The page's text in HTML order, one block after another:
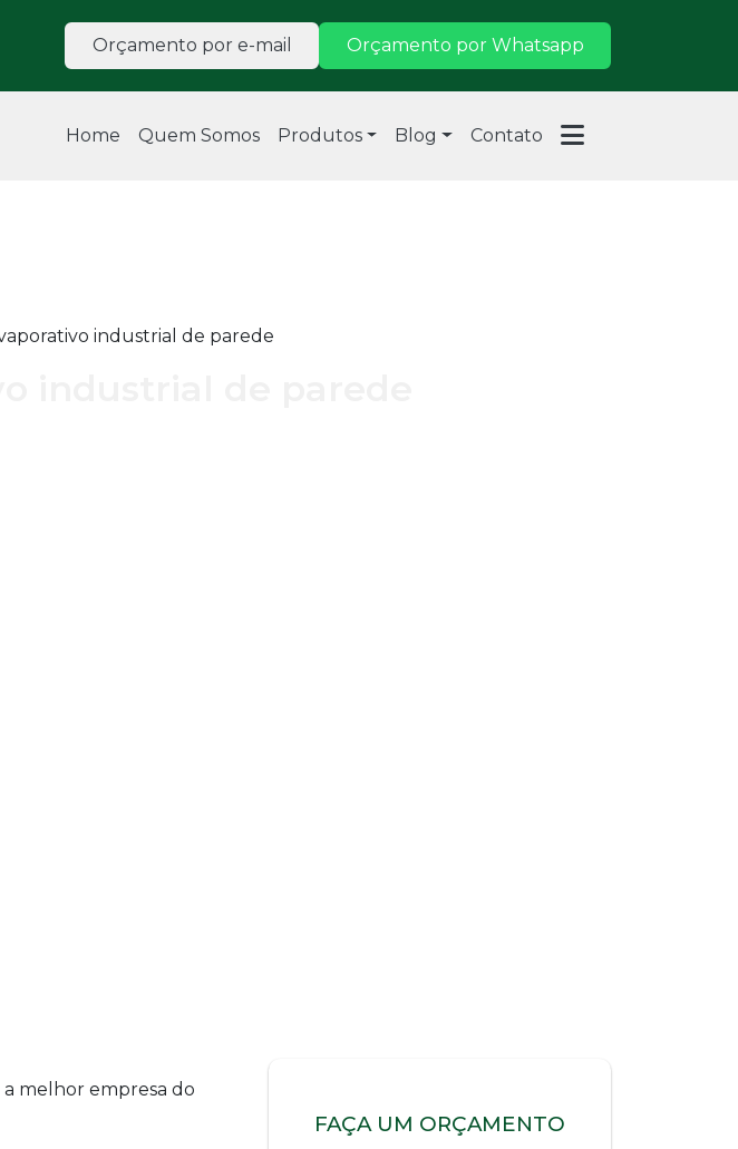
Orçamento por e-mail Orçamento por Whatsapp
Home Quem Somos Produtos Blog Contato
industrial de parede
a melhor empresa do
FAÇA UM ORÇAMENTO